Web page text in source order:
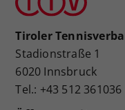
Tiroler
Stadionstraße 1
6020 Innsbruck
Tel.: +43 512 361036